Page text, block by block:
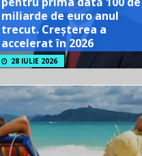
miliarde de euro anul
trecut. Creșterea a
accelerat în 2026
28 IULIE 2026